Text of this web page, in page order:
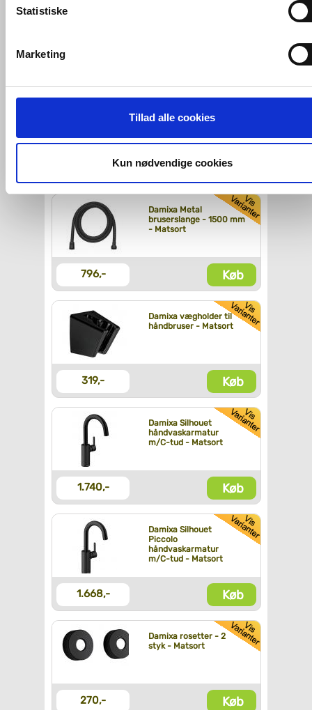
cookies. Ved at klikke 'Vis detaljer' nedenfor kan du se
tredjeparts cookies, som vores hjemmeside benytter.
Hvis du accepterer alle cookies, så giver du samtykke til de
ovenfor nævnte formål med de pågældende cookies. Du har
og fra nedenfor. Til enhver tid er det ligeledes muligt, at
dit samtykke, hvis du måtte ønske det.
Du kan se mere om, hvordan vi behandler dine
personoplysninger, ved at klikkeher.
Statistiske
Marketing
Tillad alle cookies
Kun nødvendige cookies
termostatarmatur til
kar/brus - Matsort
Køb
Damixa Metal
bruserslange - 1500 mm
- Matsort
796,- Køb
Damixa vægholder til
håndbruser - Matsort
319,- Køb
Damixa Silhouet
håndvaskarmatur
m/C-tud - Matsort
1.740,- Køb
Damixa Silhouet
Piccolo
håndvaskarmatur
m/C-tud - Matsort
1.668,- Køb
Damixa rosetter - 2
styk - Matsort
270,- Køb